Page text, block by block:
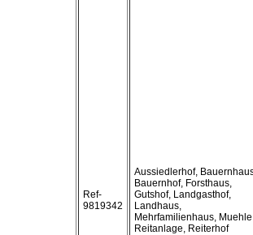
Ref-
9819342
Aussiedlerhof,
Bauernhof, Forsthaus,
Gutshof, Landgasthof,
Landhaus,
Mehrfamilienhaus,
Reitanlage, Reiterhof